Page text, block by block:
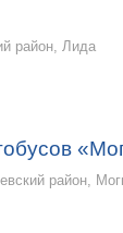
район, Лида
район,